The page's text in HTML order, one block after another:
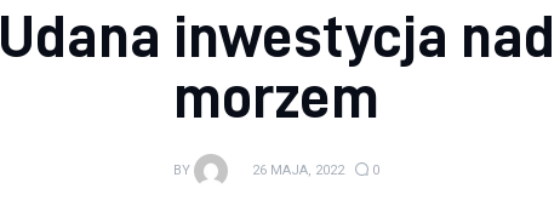
Udana inwestycja nad
morzem
BY 26 MAJA, 2022 0